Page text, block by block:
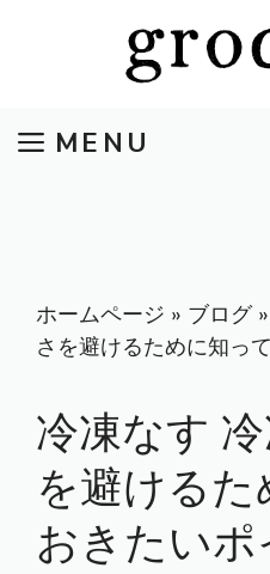
ツ
MENU
ホームページ » ブログ»
さを避けるために知っ
冷凍なす
を避ける
おきたいポ